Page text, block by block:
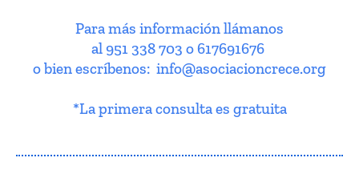
Para más información llámanos
al 951 338 703 o 617691676
o bien escríbenos: info@asociacioncrece.org
*La primera consulta es gratuita